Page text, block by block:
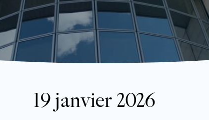
19 janvier 2026